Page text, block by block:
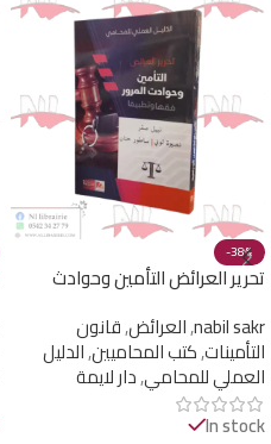
-38%
تحرير العرائض التأمين وحوادث
للمحامي )
nabil sakr
,العرائض,قانون
التأمينات,كتب المحاميين,الدليل
العملي للمحامي,دار لايمة
In stock